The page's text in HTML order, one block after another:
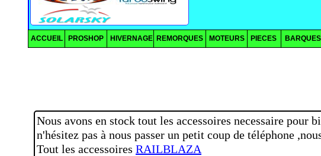
Nous avons en stock tout les accessoires necessaire pour
n'hésitez pas à nous passer un petit coup de téléphone
Tout les accessoires RAILBLAZA
BARQUES
REMORQUES MOTEURS PIECES
ACCUEIL PROSHOP HIVERNAGE